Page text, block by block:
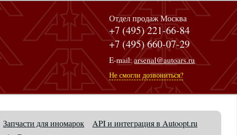
Отдел продаж Москва
+7 (495) 221-66-84
+7 (495) 660-07-29
E-mail:arsenal@autoars.ru
Не смогли дозвониться?
Запчасти для иномарок
API и интеграция в Autoopt.ru